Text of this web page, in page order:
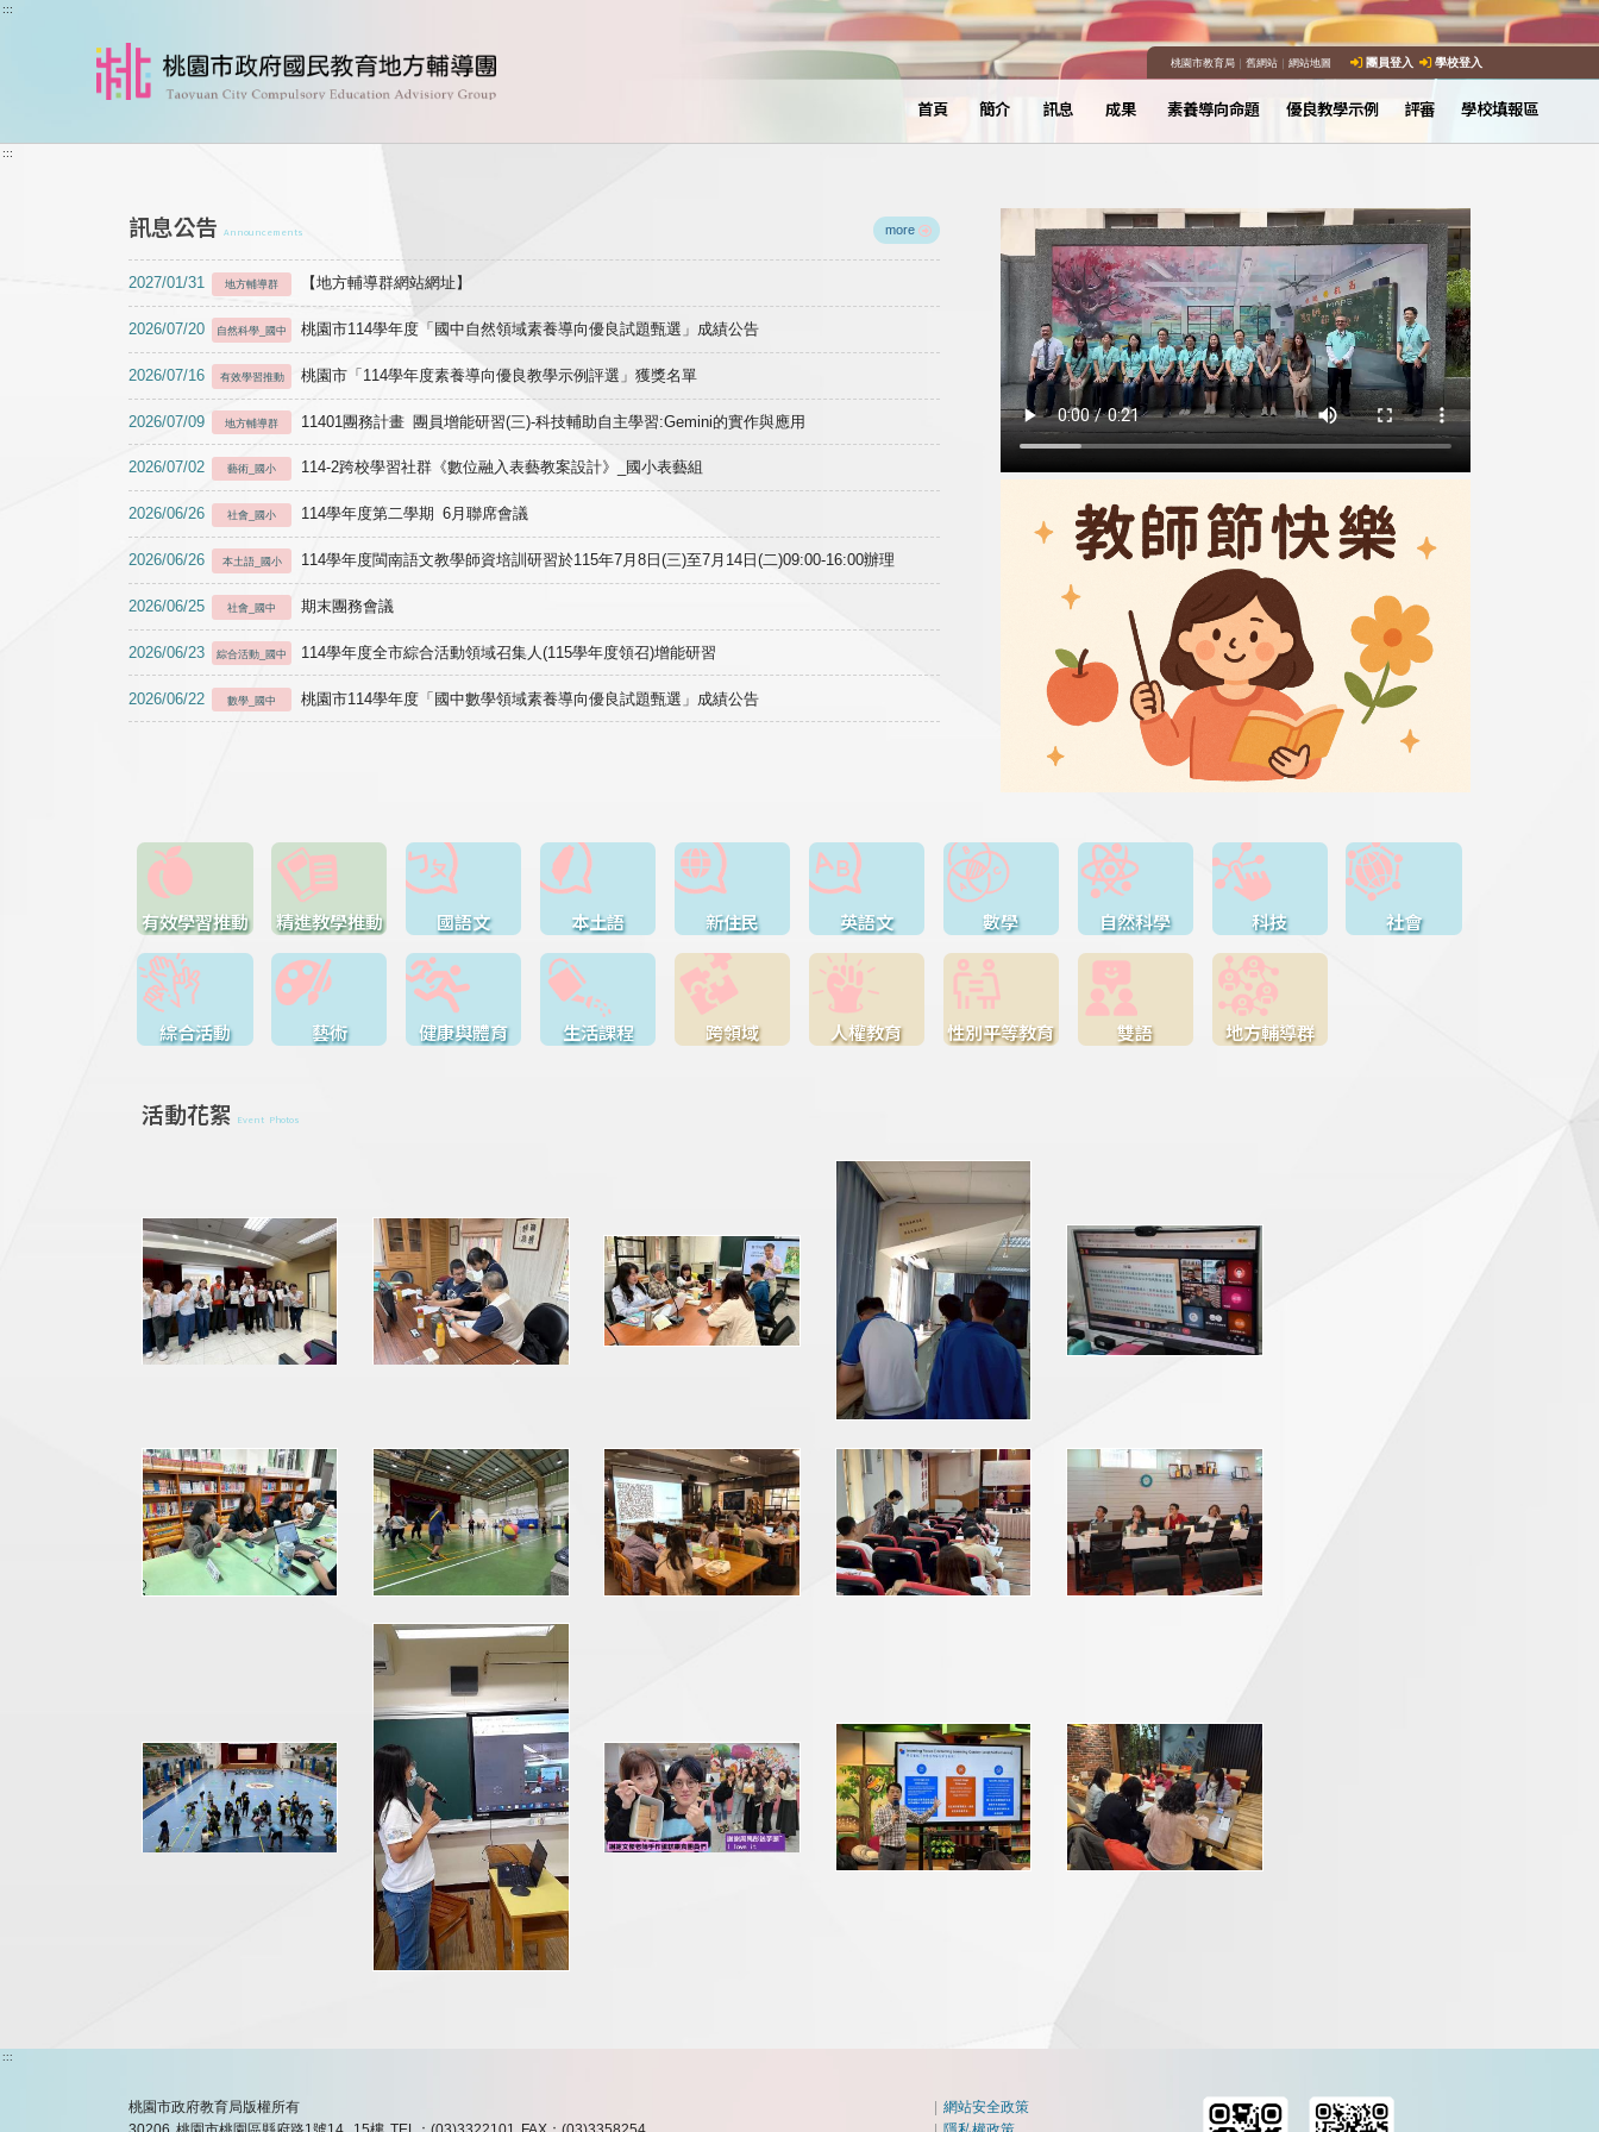
跳到主要內容
:::
桃園市教育局｜ 舊網站｜ 網站地圖 團員登入 學校登入
首頁 簡介 訊息 成果 素養導向命題 優良教學示例 評審 學校填報區
:::
訊息公告 Announcements more
2027/01/31 地方輔導群 【地方輔導群網站網址】
2026/07/20 自然科學_國中 桃園市114學年度「國中自然領域素養導向優良試題甄選」成績公告
2026/07/16 有效學習推動 桃園市「114學年度素養導向優良教學示例評選」獲獎名單
2026/07/09 地方輔導群 11401團務計畫 團員增能研習(三)-科技輔助自主學習:Gemini的實作與應用
2026/07/02 藝術_國小 114-2跨校學習社群《數位融入表藝教案設計》_國小表藝組
2026/06/26 社會_國小 114學年度第二學期 6月聯席會議
2026/06/26 本土語_國小 114學年度閩南語文教學師資培訓研習於115年7月8日(三)至7月14日(二)09:00-16:00辦理
2026/06/25 社會_國中 期末團務會議
2026/06/23 綜合活動_國中 114學年度全市綜合活動領域召集人(115學年度領召)增能研習
2026/06/22 數學_國中 桃園市114學年度「國中數學領域素養導向優良試題甄選」成績公告
有效學習推動 精進教學推動 國語文 本土語 新住民 英語文 數學 自然科學 科技 社會
綜合活動 藝術 健康與體育 生活課程 跨領域 人權教育 性別平等教育 雙語 地方輔導群
活動花絮 Event Photos
:::
桃園市政府教育局版權所有
|網站安全政策